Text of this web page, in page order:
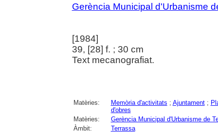
Gerència Municipal d'Urbanisme
[1984]
39, [28] f. ; 30 cm
Text mecanografiat.
Matèries: Memòria d'activitats ; Ajuntament;
d'obres
Matèries:
Gerència Municipal d'Urbanisme de
Àmbit:
Terrassa